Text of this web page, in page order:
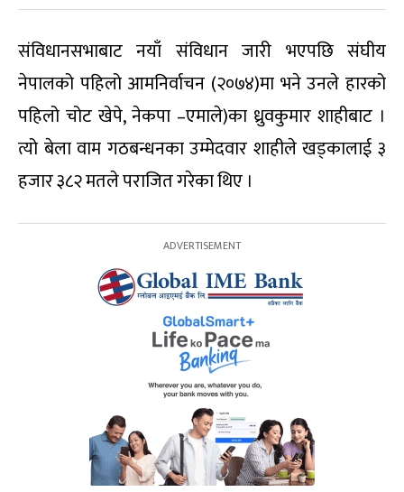
संविधानसभाबाट नयाँ संविधान जारी भएपछि संघीय
नेपालको पहिलो आमनिर्वाचन (२०७४)मा भने उनले हारको
पहिलो चोट खेपे, नेकपा –एमाले)का ध्रुवकुमार शाहीबाट ।
त्यो बेला वाम गठबन्धनका उम्मेदवार शाहीले खड्कालाई ३
हजार ३८२ मतले पराजित गरेका थिए ।